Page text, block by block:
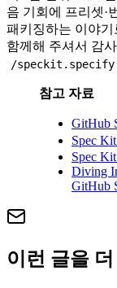
음 기회에 프리셋·
패키징하는 이야기
함께해 주셔서 감
/speckit.specify
참고 자료
GitHub
Spec
Spec
Diving
GitHub
이런 글을